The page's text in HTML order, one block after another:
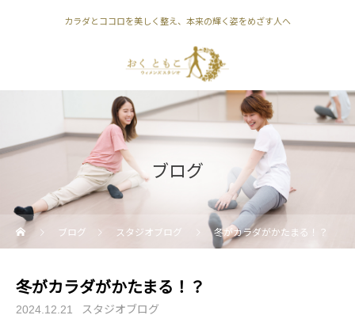
カラダとココロを美しく整え、本来の輝く姿をめざす人へ
ブログ
ブログ スタジオブログ 冬がカラダがかたまる！？
冬がカラダがかたまる！？
2024.12.21 スタジオブログ